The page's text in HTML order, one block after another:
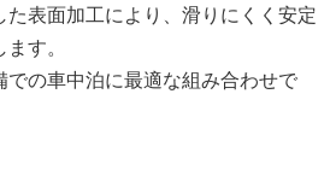
表面加工により、滑りにくく安定
す。
での車中泊に最適な組み合わせで